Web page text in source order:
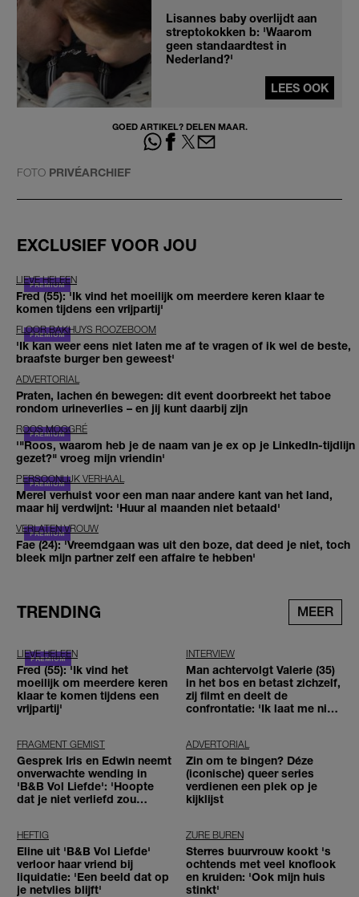
Lisannes baby overlijdt aan
streptokokken b: 'Waarom
geen standaardtest in
Nederland?'
LEES OOK
GOED ARTIKEL? DELEN MAAR.
FOTO PRIVÉARCHIEF
EXCLUSIEF VOOR JOU
LIEVE HELEEN
Fred (55): 'Ik vind het moeilijk om meerdere keren klaar te
komen tijdens een vrijpartij'
FLOOR BAKHUYS ROOZEBOOM
'Ik kan weer eens niet laten me af te vragen of ik wel de beste,
braafste burger ben geweest'
ADVERTORIAL
Praten, lachen én bewegen: dit event doorbreekt het taboe
rondom urineverlies – en jij kunt daarbij zijn
ROOS MOGGRÉ
'"Roos, waarom heb je de naam van je ex op je LinkedIn-tijdlijn
gezet?" vroeg mijn vriendin'
PERSOONLIJK VERHAAL
Merel verhuist voor een man naar andere kant van het land,
maar hij verdwijnt: 'Huur al maanden niet betaald'
VERLATEN VROUW
Fae (24): 'Vreemdgaan was uit den boze, dat deed je niet, toch
bleek mijn partner zelf een affaire te hebben'
TRENDING MEER
LIEVE HELEEN
Fred (55): 'Ik vind het
moeilijk om meerdere keren
klaar te komen tijdens een
vrijpartij'
INTERVIEW
Man achtervolgt Valerie (35)
in het bos en betast zichzelf,
zij filmt en deelt de
confrontatie: 'Ik laat me niet
FRAGMENT GEMIST
Gesprek Iris en Edwin neemt
onverwachte wending in
'B&B Vol Liefde': 'Hoopte
dat je niet verliefd zou
ADVERTORIAL
Zin om te bingen? Déze
(iconische) queer series
verdienen een plek op je
kijklijst
HEFTIG
Eline uit 'B&B Vol Liefde'
verloor haar vriend bij
liquidatie: 'Een beeld dat op
je netvlies blijft'
ZURE BUREN
Sterres buurvrouw kookt 's
ochtends met veel knoflook
en kruiden: 'Ook mijn huis
stinkt'